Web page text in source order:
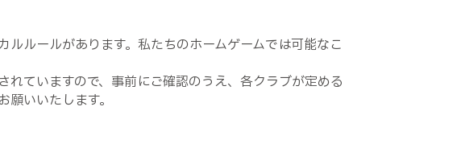
ルールがあります。私たちのホームゲームでは可能なこ
ていますので、事前にご確認のうえ、各クラブが定める
いいたします。